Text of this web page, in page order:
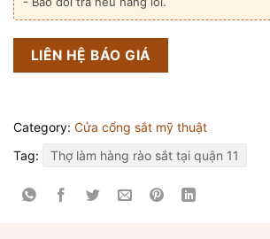
LIÊN HỆ BÁO GIÁ
Category: Cửa cổng sắt mỹ thuật
Tag:
Thợ làm hàng rào sắt tại quận 11